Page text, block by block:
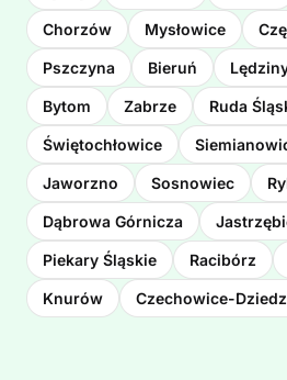
Chorzów Mysłowice
Pszczyna Bieruń
Bytom Zabrze Ruda
Świętochłowice
Jaworzno Sosnowiec
Dąbrowa Górnicza
Piekary Śląskie Racibórz
Knurów Czechowice-